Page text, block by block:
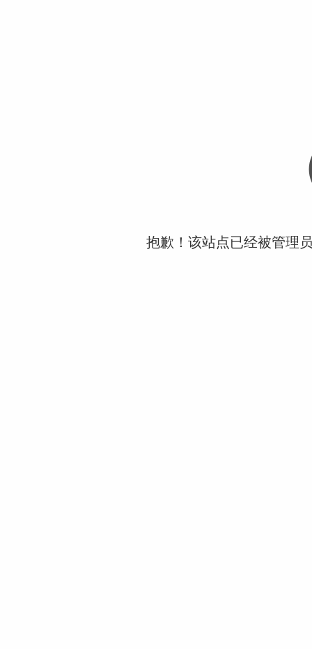
抱歉！该站点已经被管理